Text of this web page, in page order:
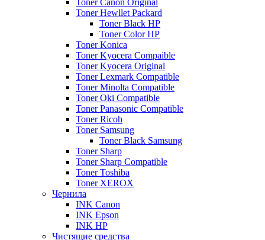
Toner Canon Original
Toner Hewllet Packard
Toner Black HP
Toner Color HP
Toner Konica
Toner Kyocera Compaible
Toner Kyocera Original
Toner Lexmark Compatible
Toner Minolta Compatible
Toner Oki Compatible
Toner Panasonic Compatible
Toner Ricoh
Toner Samsung
Toner Black Samsung
Toner Sharp
Toner Sharp Compatible
Toner Toshiba
Toner XEROX
Чернила
INK Canon
INK Epson
INK HP
Чистящие средства